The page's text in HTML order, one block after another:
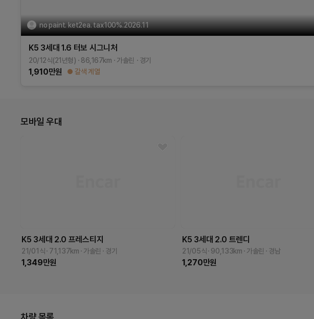
no paint. ket2ea. tax100%.2026.11
K5 3세대 1.6 터보 시그니처
20/12식(21년형) 86,167km 가솔린 경기
1,910만원 갈색 계열
모바일 우대
K5 3세대 2.0 프레스티지
21/01식 71,137km 가솔린 경기
1,349만원
K5 3세대 2.0 트렌디
21/05식 90,133km 가솔린 경남
1,270만원
차량 목록